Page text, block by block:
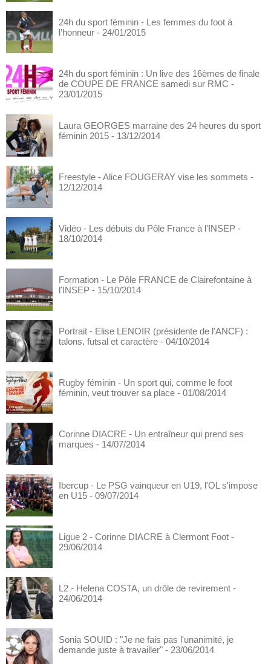
24h du sport féminin - Les femmes du foot à
l’honneur - 24/01/2015
24h du sport féminin : Un live des 16èmes de finale
de COUPE DE FRANCE samedi sur RMC -
23/01/2015
Laura GEORGES marraine des 24 heures du sport
féminin 2015 - 13/12/2014
Freestyle - Alice FOUGERAY vise les sommets -
12/12/2014
Vidéo - Les débuts du Pôle France à l'INSEP -
18/10/2014
Formation - Le Pôle FRANCE de Clairefontaine à
l'INSEP - 15/10/2014
Portrait - Elise LENOIR (présidente de l'ANCF) :
talons, futsal et caractère - 04/10/2014
Rugby féminin - Un sport qui, comme le foot
féminin, veut trouver sa place - 01/08/2014
Corinne DIACRE - Un entraîneur qui prend ses
marques - 14/07/2014
Ibercup - Le PSG vainqueur en U19, l'OL s'impose
en U15 - 09/07/2014
Ligue 2 - Corinne DIACRE à Clermont Foot -
29/06/2014
L2 - Helena COSTA, un drôle de revirement -
24/06/2014
Sonia SOUID : "Je ne fais pas l'unanimité, je
demande juste à travailler" - 23/06/2014